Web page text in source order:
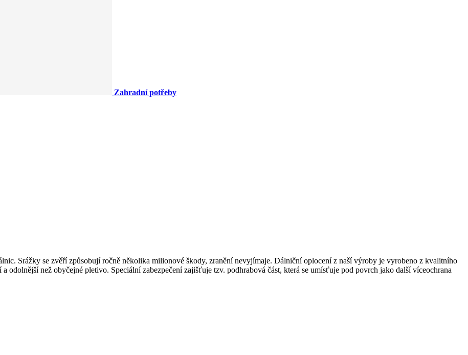
Zahradní potřeby
Srážky se zvěří způsobují ročně několika milionové škody, zranění nevyjímaje. Dálniční oplocení z naší výroby je vyrobeno z kvalitního
odolnější než obyčejné pletivo. Speciální zabezpečení zajišťuje tzv. podhrabová část, která se umísťuje pod povrch jako další víceochrana